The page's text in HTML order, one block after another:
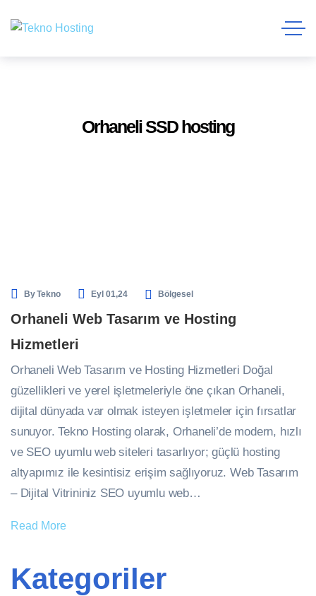
Orhaneli SSD hosting
ByTekno Eyl 01,24 Bölgesel
Orhaneli Web Tasarım ve Hosting
Hizmetleri
Orhaneli Web Tasarım ve Hosting Hizmetleri Doğal
güzellikleri ve yerel işletmeleriyle öne çıkan Orhaneli,
dijital dünyada var olmak isteyen işletmeler için fırsatlar
sunuyor. Tekno Hosting olarak, Orhaneli’de modern, hızlı
ve SEO uyumlu web siteleri tasarlıyor; güçlü hosting
altyapımız ile kesintisiz erişim sağlıyoruz. Web Tasarım
– Dijital Vitrininiz SEO uyumlu web…
Read More
Kategoriler